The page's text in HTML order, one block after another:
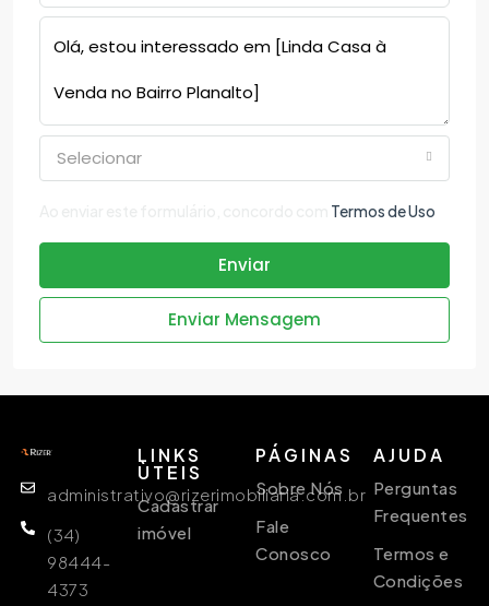
Selecionar
Termos de Uso
Enviar
Enviar Mensagem
administrativo@rizerimobiliaria.com.br
(34)
98444-
4373
LINKS
ÙTEIS
Cadastrar
imóvel
PÁGINAS
Sobre Nós
Fale
Conosco
AJUDA
Perguntas
Frequentes
Termos e
Condições